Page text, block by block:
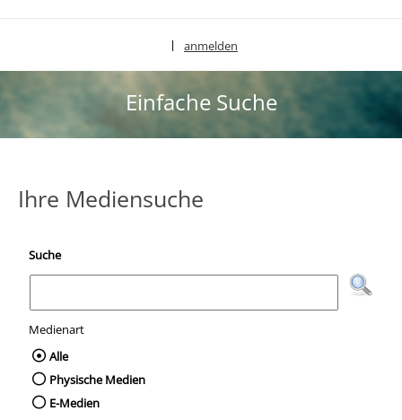
anmelden
Einfache Suche
Ihre Mediensuche
Suche
Medienart
Wählen Sie die Medienart nach der Sie
Alle
Physische Medien
E-Medien